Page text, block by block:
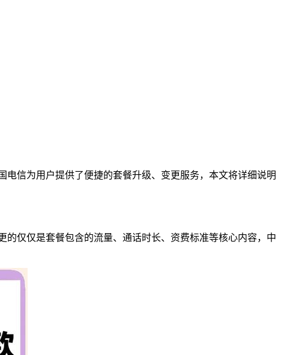
信为用户提供了便捷的套餐升级、变更服务，本文将详细说明
仅仅是套餐包含的流量、通话时长、资费标准等核心内容，中